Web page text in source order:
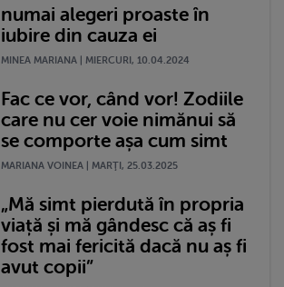
numai alegeri proaste în
iubire din cauza ei
MINEA MARIANA | MIERCURI, 10.04.2024
Fac ce vor, când vor! Zodiile
care nu cer voie nimănui să
se comporte așa cum simt
MARIANA VOINEA | MARŢI, 25.03.2025
„Mă simt pierdută în propria
viață și mă gândesc că aș fi
fost mai fericită dacă nu aș fi
avut copii”